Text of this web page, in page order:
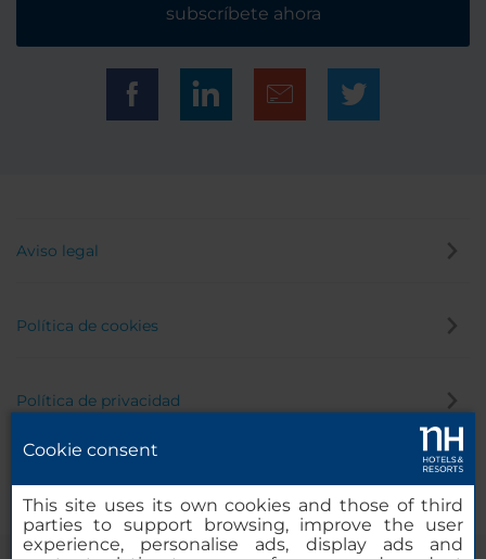
subscríbete ahora
Aviso legal
Política de cookies
Política de privacidad
Cookie consent
This site uses its own cookies and those of third
parties to support browsing, improve the user
experience, personalise ads, display ads and